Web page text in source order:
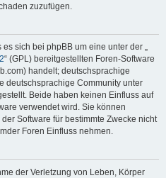
zuzufügen.
sich bei phpBB um eine unter der „
“ (GPL) bereitgestellten Foren-Software
handelt; deutschsprachige
deutschsprachige Community unter
Beide haben keinen Einfluss auf
verwendet wird. Sie können
Software für bestimmte Zwecke nicht
Foren Einfluss nehmen.
der Verletzung von Leben, Körper